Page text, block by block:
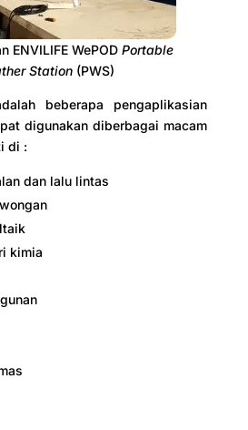
ENVILIFE WePOD Portable
Station(PWS)
beberapa pengaplikasian
digunakan diberbagai macam
di :
dan lalu lintas
kimia